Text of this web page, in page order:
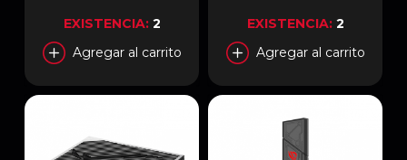
ASTRAL-RTX5080-O16G-
WHITE
EXISTENCIA: 2
Agregar al carrito
ASTRAL-RTX5090-
O32G-WHITE
EXISTENCIA: 2
Agregar al carrito